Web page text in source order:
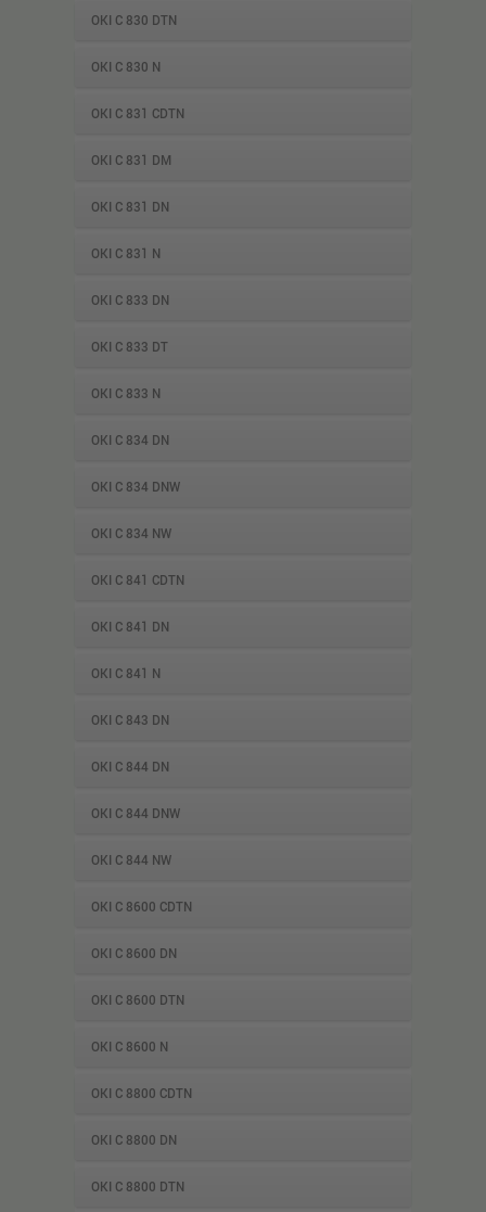
OKI C 830 DTN
OKI C 830 N
OKI C 831 CDTN
OKI C 831 DM
OKI C 831 DN
OKI C 831 N
OKI C 833 DN
OKI C 833 DT
OKI C 833 N
OKI C 834 DN
OKI C 834 DNW
OKI C 834 NW
OKI C 841 CDTN
OKI C 841 DN
OKI C 841 N
OKI C 843 DN
OKI C 844 DN
OKI C 844 DNW
OKI C 844 NW
OKI C 8600 CDTN
OKI C 8600 DN
OKI C 8600 DTN
OKI C 8600 N
OKI C 8800 CDTN
OKI C 8800 DN
OKI C 8800 DTN